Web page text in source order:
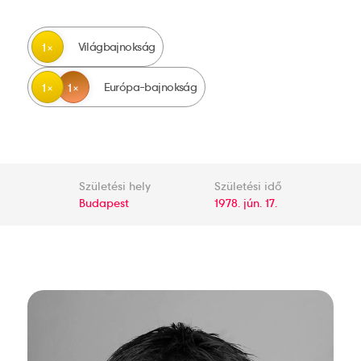
1 Világbajnokság
1 1 Európa-bajnokság
Születési hely
Budapest
Születési idő
1978. jún. 17.